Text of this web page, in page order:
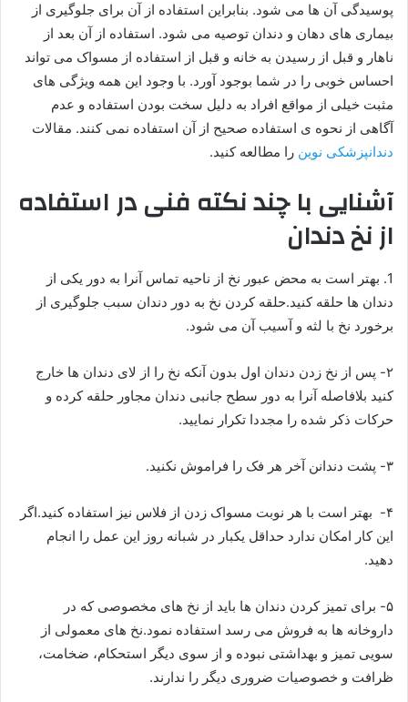
پوسیدگی آن ها می شود. بنابراین استفاده از آن برای جلوگیری از
بیماری های دهان و دندان توصیه می شود. استفاده از آن بعد از
ناهار و قبل از رسیدن به خانه و قبل از استفاده از مسواک می تواند
احساس خوبی را در شما بوجود آورد. با وجود این همه ویژگی های
مثبت خیلی از مواقع افراد به دلیل سخت بودن استفاده و عدم
آگاهی از نحوه ی استفاده صحیح از آن استفاده نمی کنند. مقالات
دندانپزشکی نوین را مطالعه کنید.
آشنایی با چند نکته فنی در استفاده
از نخ دندان
1. بهتر است به محض عبور نخ از ناحیه تماس آنرا به دور یکی از
دندان ها حلقه کنید.حلقه کردن نخ به دور دندان سبب جلوگیری از
برخورد نخ با لثه و آسیب آن می شود.
۲- پس از نخ زدن دندان اول بدون آنکه نخ را از لای دندان ها خارج
کنید بلافاصله آنرا به دور سطح جانبی دندان مجاور حلقه کرده و
حرکات ذکر شده را مجددا تکرار نمایید.
۳- پشت دندانن آخر هر فک را فراموش نکنید.
۴- بهتر است با هر نوبت مسواک زدن از فلاس نیز استفاده کنید.اگر
این کار امکان ندارد حداقل یکبار در شبانه روز این عمل را انجام
دهید.
۵- برای تمیز کردن دندان ها باید از نخ های مخصوصی که در
داروخانه ها به فروش می رسد استفاده نمود.نخ های معمولی از
سویی تمیز و بهداشتی نبوده و از سوی دیگر استحکام، ضخامت،
ظرافت و خصوصیات ضروری دیگر را ندارند.